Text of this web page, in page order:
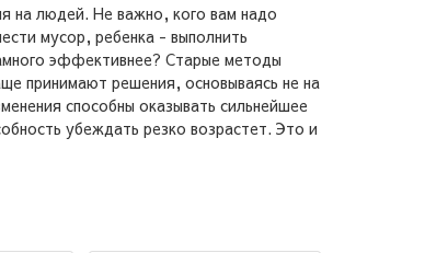
на людей. Не важно, кого вам надо
мусор, ребенка - выполнить
эффективнее? Старые методы
принимают решения, основываясь не на
способны оказывать сильнейшее
убеждать резко возрастет. Это и